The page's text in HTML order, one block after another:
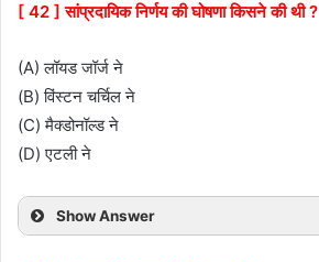
[ 42 ] सांप्रदायिक निर्णय की घोषणा किसने की थी ?
(A) लॉयड जॉर्ज ने
(B) विंस्टन चर्चिल ने
(C) मैक्डोनॉल्ड ने
(D) एटली ने
Show Answer